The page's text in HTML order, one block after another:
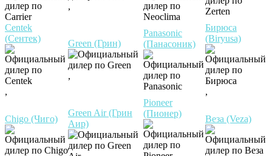
,
Centek
(Сентек)
,
Green (Грин)
,
Panasonic
(Панасоник)
Бирюса
(Biryusa)
,
Chigo (Чиго)
Green Air (Грин
Аир)
Pioneer
(Пионер)
Веза (Veza)